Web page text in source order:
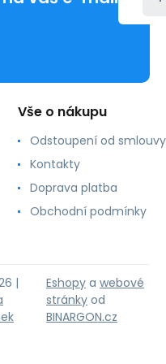
Vše o nákupu
Odstoupení od smlouvy
Kontakty
Doprava platba
Obchodní podmínky
|
Eshopy a webové
stránky od
BINARGON.cz